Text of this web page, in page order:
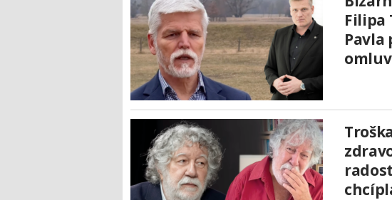
Filipa
Pavla